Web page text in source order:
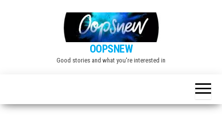
OOPSNEW
Good stories and what you're interested in